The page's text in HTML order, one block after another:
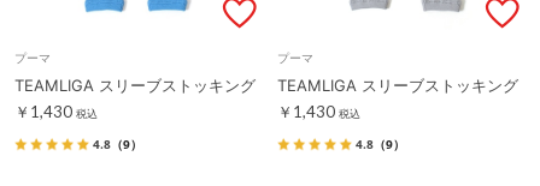
プーマ
TEAMLIGA スリーブストッキング
￥1,430 税込
4.8 （9）
プーマ
TEAMLIGA スリーブストッキング
￥1,430 税込
4.8 （9）